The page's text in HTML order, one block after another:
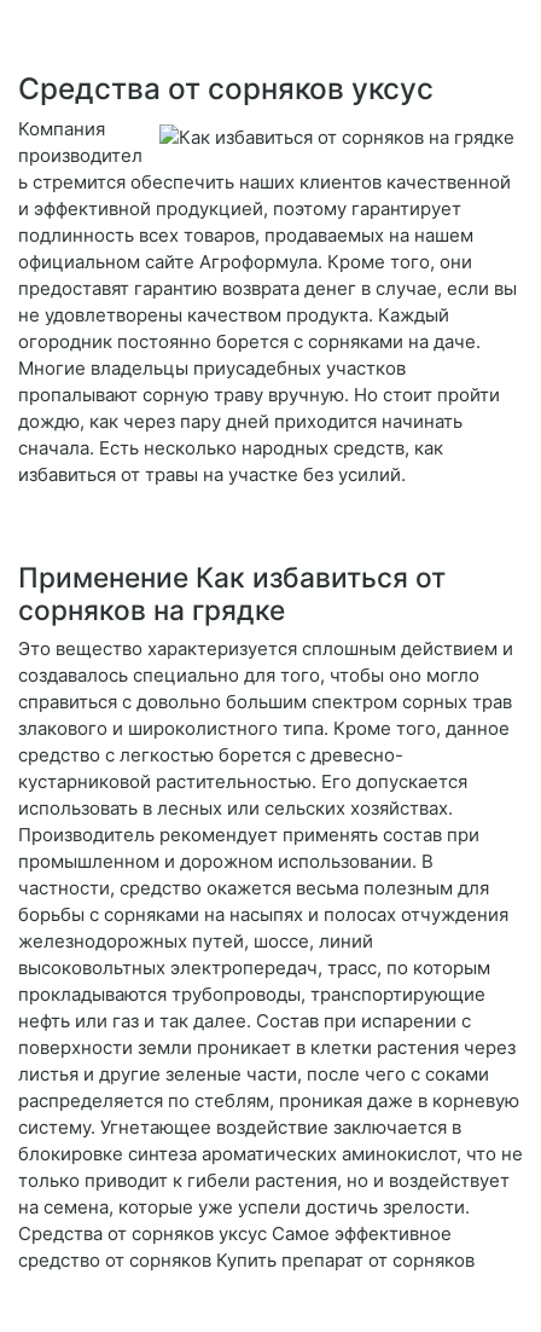
Средства от сорняков уксус
Компания
производител
ь стремится обеспечить наших клиентов качественной
и эффективной продукцией, поэтому гарантирует
подлинность всех товаров, продаваемых на нашем
официальном сайте Агроформула. Кроме того, они
предоставят гарантию возврата денег в случае, если вы
не удовлетворены качеством продукта. Каждый
огородник постоянно борется с сорняками на даче.
Многие владельцы приусадебных участков
пропалывают сорную траву вручную. Но стоит пройти
дождю, как через пару дней приходится начинать
сначала. Есть несколько народных средств, как
избавиться от травы на участке без усилий.
Применение Как избавиться от
сорняков на грядке
Это вещество характеризуется сплошным действием и
создавалось специально для того, чтобы оно могло
справиться с довольно большим спектром сорных трав
злакового и широколистного типа. Кроме того, данное
средство с легкостью борется с древесно-
кустарниковой растительностью. Его допускается
использовать в лесных или сельских хозяйствах.
Производитель рекомендует применять состав при
промышленном и дорожном использовании. В
частности, средство окажется весьма полезным для
борьбы с сорняками на насыпях и полосах отчуждения
железнодорожных путей, шоссе, линий
высоковольтных электропередач, трасс, по которым
прокладываются трубопроводы, транспортирующие
нефть или газ и так далее. Состав при испарении с
поверхности земли проникает в клетки растения через
листья и другие зеленые части, после чего с соками
распределяется по стеблям, проникая даже в корневую
систему. Угнетающее воздействие заключается в
блокировке синтеза ароматических аминокислот, что не
только приводит к гибели растения, но и воздействует
на семена, которые уже успели достичь зрелости.
Средства от сорняков уксус Самое эффективное
средство от сорняков Купить препарат от сорняков